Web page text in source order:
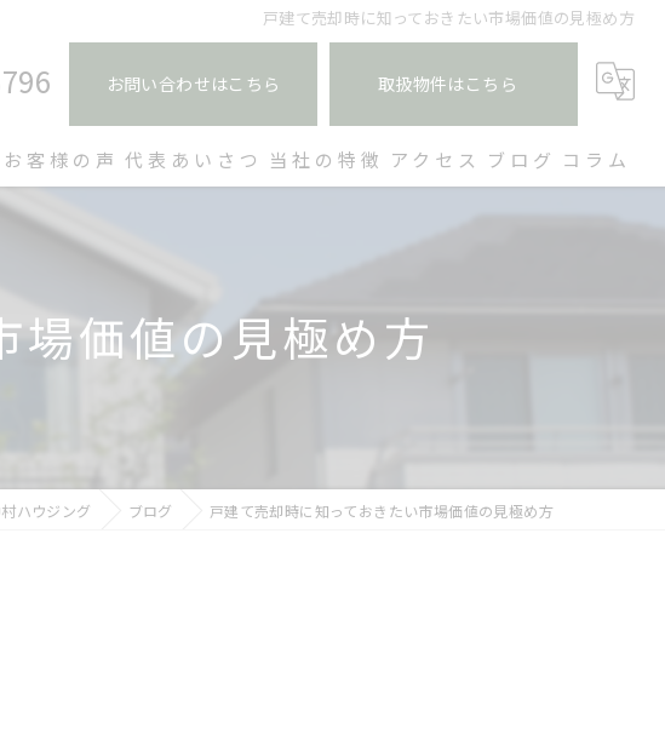
戸建て売却時に知っておきたい市場価値の見極め方
お問い合わせはこちら 取扱物件はこちら
お客様の声 代表あいさつ 当社の特徴
土地
アクセス ブログ コラム
場価値の見極め方
ハウジング ブログ 戸建て売却時に知っておきたい市場価値の見極め方